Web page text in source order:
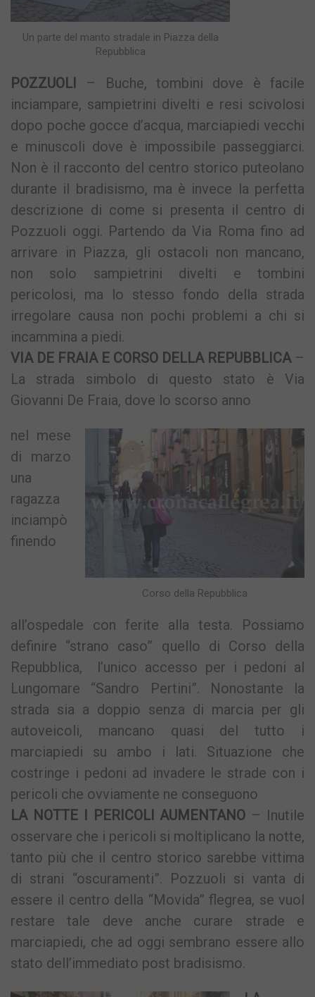
Un parte del manto stradale in Piazza della
Repubblica
POZZUOLI
– Buche, tombini dove è facile
inciampare, sampietrini divelti e resi scivolosi
dopo poche gocce d’acqua, marciapiedi vecchi
e minuscoli dove è impossibile passeggiarci.
Non è il racconto del centro storico puteolano
durante il bradisismo, ma è invece la perfetta
descrizione di come si presenta il centro di
Pozzuoli oggi. Partendo da Via Roma fino ad
arrivare in Piazza, gli ostacoli non mancano,
non solo sampietrini divelti e tombini
pericolosi, ma lo stesso fondo della strada
irregolare causa non pochi problemi a chi si
incammina a piedi.
VIA DE FRAIA E CORSO DELLA REPUBBLICA–
La strada simbolo di questo stato è Via
Giovanni De Fraia, dove lo scorso anno
Corso della Repubblica
nel mese
di marzo
una
ragazza
inciampò
finendo
all’ospedale con ferite alla testa. Possiamo
definire “strano caso” quello di Corso della
Repubblica, l’unico accesso per i pedoni al
Lungomare “Sandro Pertini”. Nonostante la
strada sia a doppio senza di marcia per gli
autoveicoli, mancano quasi del tutto i
marciapiedi su ambo i lati. Situazione che
costringe i pedoni ad invadere le strade con i
pericoli che ovviamente ne conseguono
LA NOTTE I PERICOLI AUMENTANO – Inutile
osservare che i pericoli si moltiplicano la notte,
tanto più che il centro storico sarebbe vittima
di strani “oscuramenti”. Pozzuoli si vanta di
essere il centro della “Movida” flegrea, se vuol
restare tale deve anche curare strade e
marciapiedi, che ad oggi sembrano essere allo
stato dell’immediato post bradisismo.